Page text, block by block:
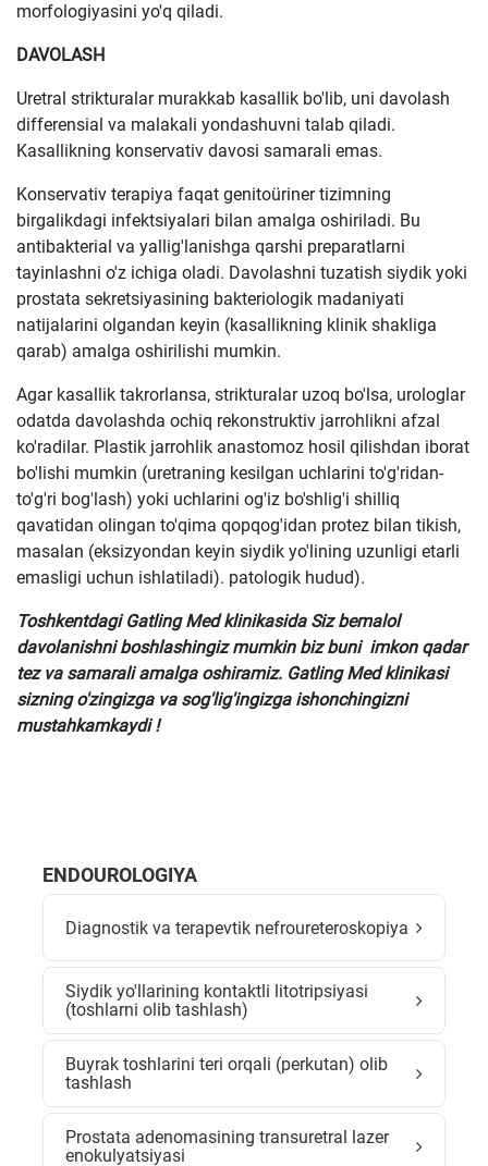
morfologiyasini yo'q qiladi.
DAVOLASH
Uretral strikturalar murakkab kasallik bo'lib, uni davolash
differensial va malakali yondashuvni talab qiladi.
Kasallikning konservativ davosi samarali emas.
Konservativ terapiya faqat genitoüriner tizimning
birgalikdagi infektsiyalari bilan amalga oshiriladi. Bu
antibakterial va yallig'lanishga qarshi preparatlarni
tayinlashni o'z ichiga oladi. Davolashni tuzatish siydik yoki
prostata sekretsiyasining bakteriologik madaniyati
natijalarini olgandan keyin (kasallikning klinik shakliga
qarab) amalga oshirilishi mumkin.
Agar kasallik takrorlansa, strikturalar uzoq bo'lsa, urologlar
odatda davolashda ochiq rekonstruktiv jarrohlikni afzal
ko'radilar. Plastik jarrohlik anastomoz hosil qilishdan iborat
bo'lishi mumkin (uretraning kesilgan uchlarini to'g'ridan-
to'g'ri bog'lash) yoki uchlarini og'iz bo'shlig'i shilliq
qavatidan olingan to'qima qopqog'idan protez bilan tikish,
masalan (eksizyondan keyin siydik yo'lining uzunligi etarli
emasligi uchun ishlatiladi). patologik hudud).
Toshkentdagi Gatling Med klinikasida Siz bemalol
davolanishni boshlashingiz mumkin biz buni imkon qadar
tez va samarali amalga oshiramiz. Gatling Med klinikasi
sizning o'zingizga va sog'lig'ingizga ishonchingizni
mustahkamkaydi !
ENDOUROLOGIYA
Diagnostik va terapevtik nefroureteroskopiya
Siydik yo'llarining kontaktli litotripsiyasi
(toshlarni olib tashlash)
Buyrak toshlarini teri orqali (perkutan) olib
tashlash
Prostata adenomasining transuretral lazer
enokulyatsiyasi